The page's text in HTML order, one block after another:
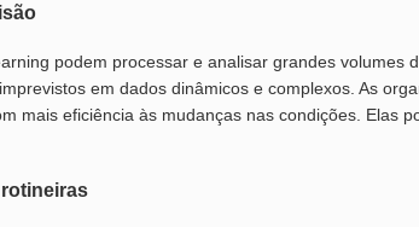
podem processar e analisar grandes volumes
em dados dinâmicos e complexos. As
mais eficiência às mudanças nas condições. Elas